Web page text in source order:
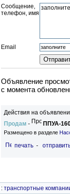
Сообщение,
телефон, имя
Email
Объявление
c момента
Действия на
Продам - ППУА-
Размещено в разделе
печать -
: транспортные